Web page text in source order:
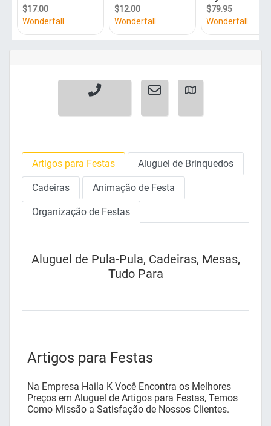
Artigos para Festas Aluguel de Brinquedos
Cadeiras Animação de Festa
Organização de Festas
Aluguel de Pula-Pula, Cadeiras, Mesas,
Tudo Para
Artigos para Festas
Na Empresa Haila K Você Encontra os Melhores
Preços em Aluguel de Artigos para Festas, Temos
Como Missão a Satisfação de Nossos Clientes.